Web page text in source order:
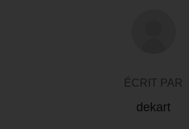
ÉCRIT PAR
dekart